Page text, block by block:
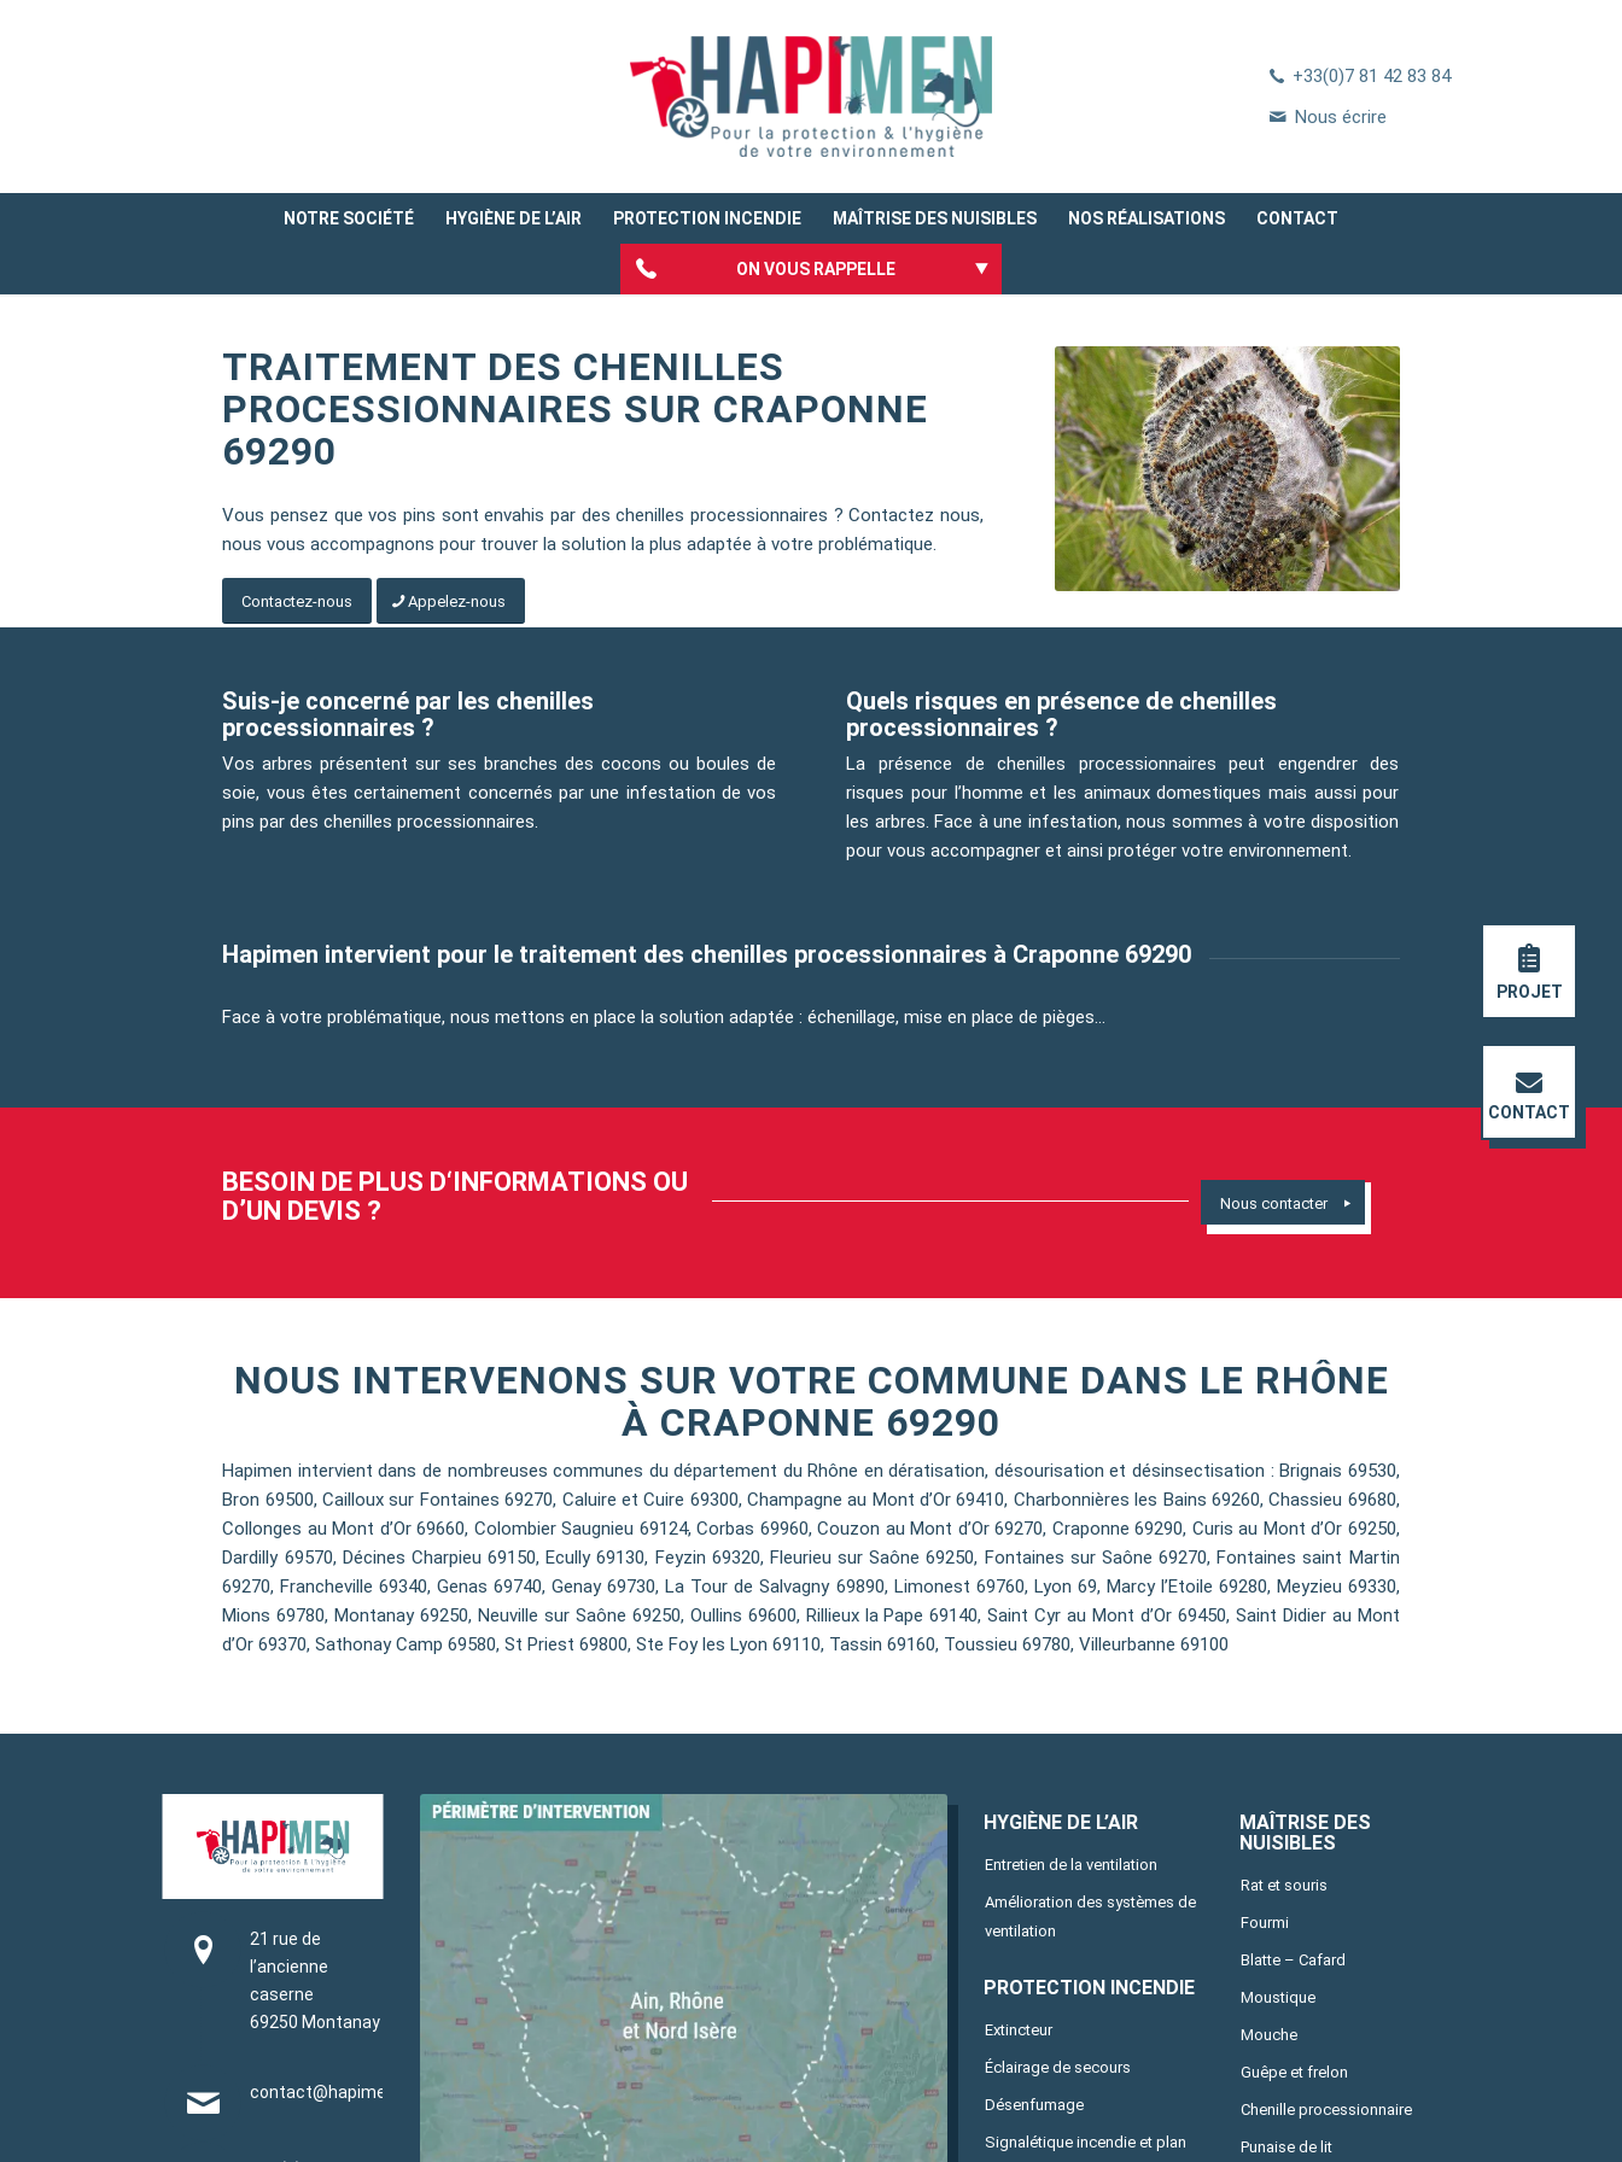
+33(0)7 81 42 83 84
Nous écrire
NOTRE SOCIÉTÉ HYGIÈNE DE L’AIR PROTECTION INCENDIE MAÎTRISE DES NUISIBLES NOS RÉALISATIONS CONTACT
ON VOUS RAPPELLE
PROJET
CONTACT
TRAITEMENT DES CHENILLES
PROCESSIONNAIRES SUR CRAPONNE
69290
Vous pensez que vos pins sont envahis par des chenilles processionnaires ? Contactez nous,
nous vous accompagnons pour trouver la solution la plus adaptée à votre problématique.
Contactez-nous Appelez-nous
Suis-je concerné par les chenilles
processionnaires ?
Vos arbres présentent sur ses branches des cocons ou boules de
soie, vous êtes certainement concernés par une infestation de vos
pins par des chenilles processionnaires.
Quels risques en présence de chenilles
processionnaires ?
La présence de chenilles processionnaires peut engendrer des
risques pour l’homme et les animaux domestiques mais aussi pour
les arbres. Face à une infestation, nous sommes à votre disposition
pour vous accompagner et ainsi protéger votre environnement.
Hapimen intervient pour le traitement des chenilles processionnaires à Craponne 69290
Face à votre problématique, nous mettons en place la solution adaptée : échenillage, mise en place de pièges…
BESOIN DE PLUS D‘INFORMATIONS OU
D’UN DEVIS ?
Nous contacter
NOUS INTERVENONS SUR VOTRE COMMUNE DANS LE RHÔNE
À CRAPONNE 69290
Hapimen intervient dans de nombreuses communes du département du Rhône en dératisation, désourisation et désinsectisation : Brignais 69530,
Bron 69500, Cailloux sur Fontaines 69270, Caluire et Cuire 69300, Champagne au Mont d’Or 69410, Charbonnières les Bains 69260, Chassieu 69680,
Collonges au Mont d’Or 69660, Colombier Saugnieu 69124, Corbas 69960, Couzon au Mont d’Or 69270, Craponne 69290, Curis au Mont d’Or 69250,
Dardilly 69570, Décines Charpieu 69150, Ecully 69130, Feyzin 69320, Fleurieu sur Saône 69250, Fontaines sur Saône 69270, Fontaines saint Martin
69270, Francheville 69340, Genas 69740, Genay 69730, La Tour de Salvagny 69890, Limonest 69760, Lyon 69, Marcy l’Etoile 69280, Meyzieu 69330,
Mions 69780, Montanay 69250, Neuville sur Saône 69250, Oullins 69600, Rillieux la Pape 69140, Saint Cyr au Mont d’Or 69450, Saint Didier au Mont
d’Or 69370, Sathonay Camp 69580, St Priest 69800, Ste Foy les Lyon 69110, Tassin 69160, Toussieu 69780, Villeurbanne 69100
21 rue de
l’ancienne
caserne
69250 Montanay
contact@hapimen.fr
HYGIÈNE DE L’AIR
Entretien de la ventilation
Amélioration des systèmes de
ventilation
PROTECTION INCENDIE
Extincteur
Éclairage de secours
Désenfumage
Signalétique incendie et plan
MAÎTRISE DES
NUISIBLES
Rat et souris
Fourmi
Blatte – Cafard
Moustique
Mouche
Guêpe et frelon
Chenille processionnaire
Punaise de lit